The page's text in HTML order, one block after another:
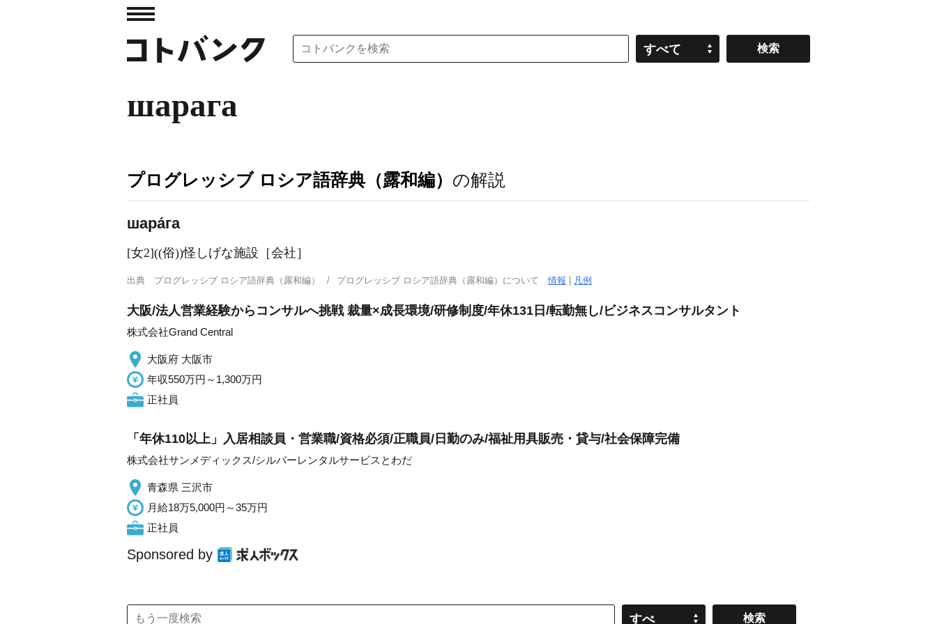
すべて
шарага
プログレッシブ ロシア語辞典（露和編） の解説
шара́га
[女2]((俗))怪しげな施設［会社］
出典 プログレッシブ ロシア語辞典（露和編） プログレッシブ ロシア語辞典（露和編）について情報 凡例
大阪/法人営業経験からコンサルへ挑戦 裁量×成長環境/研修制度/年休131日/転勤無し/ビジネスコンサルタント
株式会社Grand Central
大阪府 大阪市
年収550万円～1,300万円
正社員
「年休110以上」入居相談員・営業職/資格必須/正職員/日勤のみ/福祉用具販売・貸与/社会保障完備
株式会社サンメディックス/シルバーレンタルサービスとわだ
青森県 三沢市
月給18万5,000円～35万円
正社員
Sponsored by
すべ